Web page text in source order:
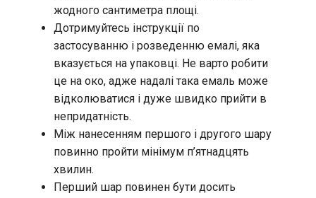
жодного сантиметра площі.
Дотримуйтесь інструкції по
застосуванню і розведенню емалі, яка
вказується на упаковці. Не варто робити
це на око, адже надалі така емаль може
відколюватися і дуже швидко прийти в
непридатність.
Між нанесенням першого і другого шару
повинно пройти мінімум п’ятнадцять
хвилин.
Перший шар повинен бути досить